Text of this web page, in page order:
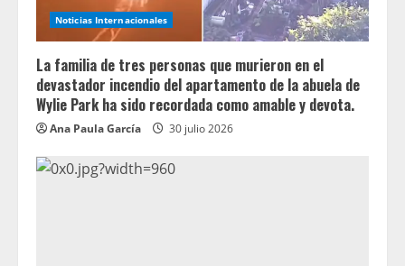
Noticias Internacionales
La familia de tres personas que murieron en el
devastador incendio del apartamento de la abuela de
Wylie Park ha sido recordada como amable y devota.
Ana Paula García 30 julio 2026